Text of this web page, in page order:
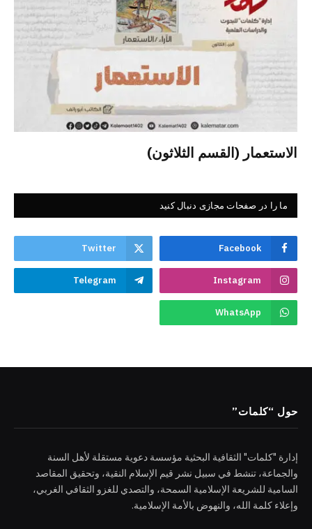
الاستعمار (القسم الثلاثون)
ما را در صفحات مجازی دنبال کنید
Facebook
Twitter
Instagram
Telegram
WhatsApp
حول “كلمات”
إدارة "كلمات" الثقافية البحثية مؤسسة دعوية مستقلة لأهل السنة
والجماعة، تنشط في سبيل نشر قيم الإسلام النقية، وتحقيق المقاصد
السامية للشريعة الإسلامية السمحة، والتصدي للغزو الثقافي الغربي،
وإعلاء كلمة الله، والنهوض بالأمة الإسلامية.